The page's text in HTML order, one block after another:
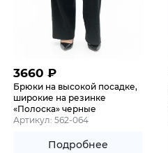
3660 ₽
Брюки на высокой посадке,
широкие на резинке
«Полоска» черные
Артикул: 562-064
Подробнее